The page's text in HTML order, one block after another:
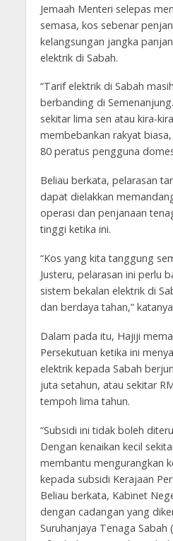
Jemaah Menteri selepas
semasa, kos sebenar
kelangsungan jangka
elektrik di Sabah.
“Tarif elektrik di Sabah
berbanding di
sekitar lima sen atau kira-
membebankan rakyat
80 peratus pengguna
Beliau berkata, pelarasan
dapat dielakkan
operasi dan penjanaan
tinggi ketika ini.
“Kos yang kita tanggung
Justeru, pelarasan ini perlu
sistem bekalan elektrik di
dan berdaya tahan,”
Dalam pada itu, Hajiji
Persekutuan ketika ini
elektrik kepada Sabah
juta setahun, atau sekitar
tempoh lima tahun.
“Subsidi ini tidak boleh
Dengan kenaikan kecil
membantu mengurangkan
kepada subsidi Kerajaan
Beliau berkata, Kabinet
dengan cadangan yang
Suruhanjaya Tenaga Sabah